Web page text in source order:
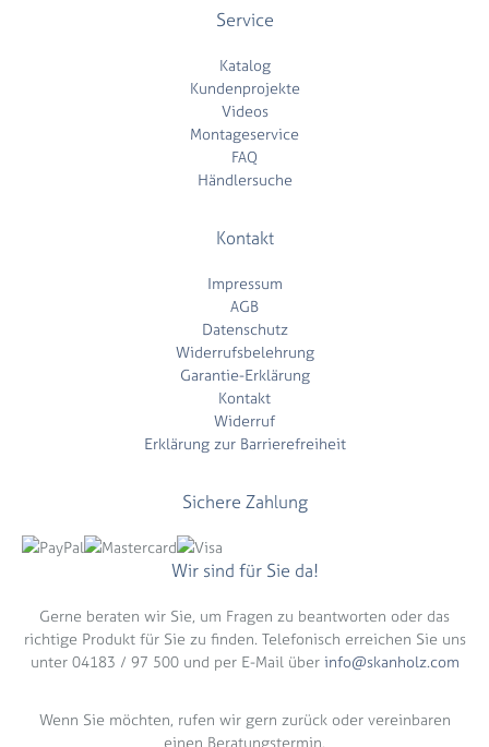
Service
Katalog
Kundenprojekte
Videos
Montageservice
FAQ
Händlersuche
Kontakt
Impressum
AGB
Datenschutz
Widerrufsbelehrung
Garantie-Erklärung
Kontakt
Widerruf
Erklärung zur Barrierefreiheit
Sichere Zahlung
Wir sind für Sie da!
Gerne beraten wir Sie, um Fragen zu beantworten oder das
richtige Produkt für Sie zu finden. Telefonisch erreichen Sie uns
unter 04183 / 97 500 und per E-Mail über info@skanholz.com
Wenn Sie möchten, rufen wir gern zurück oder vereinbaren
einen Beratungstermin.